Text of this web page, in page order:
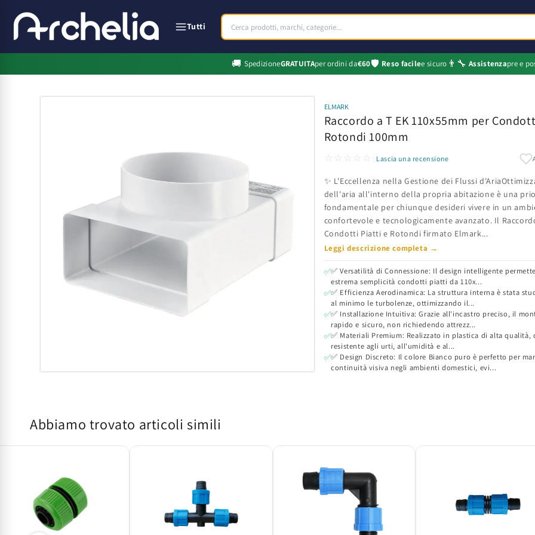
direttamente
ai contenuti
Tutti
🚚 SpedizioneGRATUITAper ordini da€60🛡️ Reso facilee sicuro 👨‍🔧 Assistenzapre e
Passa alle
finestra
modale
ELMARK
Raccordo a T EK 110x55mm per
Rotondi 100mm
☆☆☆☆☆ Lascia una recensione
✨ L'Eccellenza nella Gestione dei Flussi
dell'aria all'interno della propria abitazione è una
fondamentale per chiunque desideri vivere in un
confortevole e tecnologicamente avanzato. Il
Condotti Piatti e Rotondi firmato Elmark...
Leggi descrizione completa →
✅✅ Versatilità di Connessione: Il design intelligente
estrema semplicità condotti piatti da 110x...
✅✅ Efficienza Aerodinamica: La struttura interna è stata
al minimo le turbolenze, ottimizzando il...
✅✅ Installazione Intuitiva: Grazie all'incastro preciso, il
rapido e sicuro, non richiedendo attrezz...
✅✅ Materiali Premium: Realizzato in plastica di alta qualità,
resistente agli urti, all'umidità e al...
✅✅ Design Discreto: Il colore Bianco puro è perfetto per
continuità visiva negli ambienti domestici, evi...
Abbiamo trovato articoli simili